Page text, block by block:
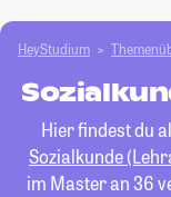
HeyStudium
Hier findest du
Sozialkunde
im Master an 36